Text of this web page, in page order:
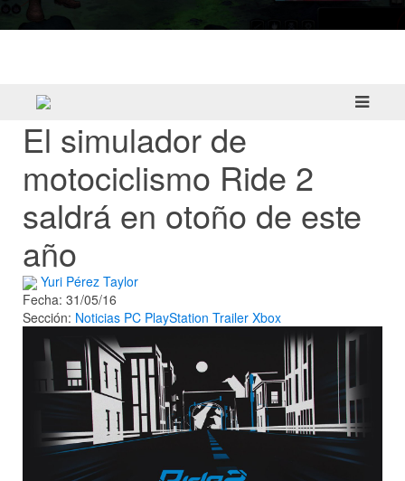
El simulador de
motociclismo Ride 2
saldrá en otoño de este
año
Yuri Pérez Taylor
Fecha: 31/05/16
Sección: Noticias PC PlayStation Trailer Xbox